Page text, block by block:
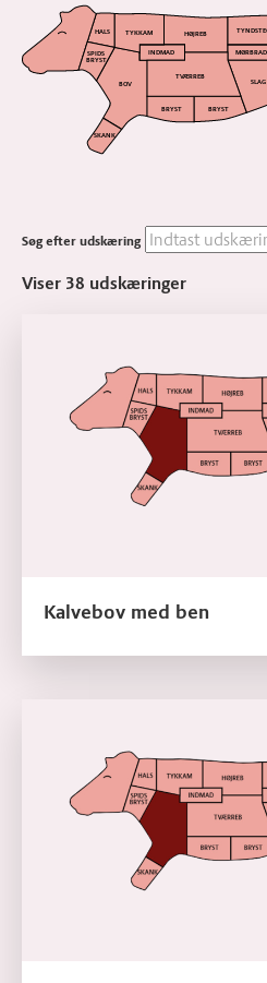
BRYST
BOV
BRYST
SKANK
HALS HØJREB
INDMAD MØRBRAD
SLAG
SPIDS
BRYST
TVÆRREB
TYKKAM
Søg efter udskæring
Viser 38 udskæringer
Kalvebov med ben